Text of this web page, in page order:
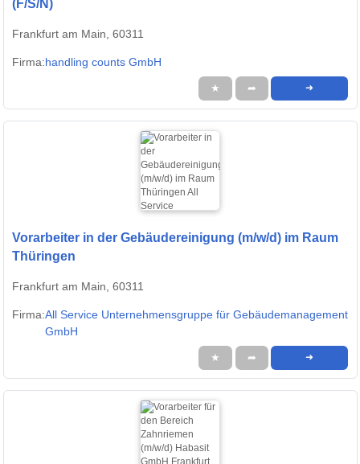
(F/S/N)
Frankfurt am Main, 60311
Firma:handling counts GmbH
★ ➦ ➜
Vorarbeiter in der Gebäudereinigung (m/w/d) im Raum
Thüringen
Frankfurt am Main, 60311
Firma:All Service Unternehmensgruppe für Gebäudemanagement
GmbH
★ ➦ ➜